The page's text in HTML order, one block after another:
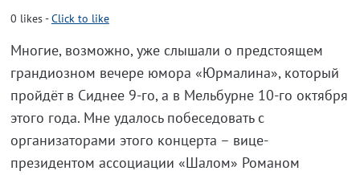
0 likes-Click to like
Многие, возможно, уже слышали о предстоящем
грандиозном вечере юмора «Юрмалина», который
пройдёт в Сиднее 9-го, а в Мельбурне 10-го октября
этого года. Мне удалось побеседовать с
организаторами этого концерта – вице-
президентом ассоциации «Шалом» Романом